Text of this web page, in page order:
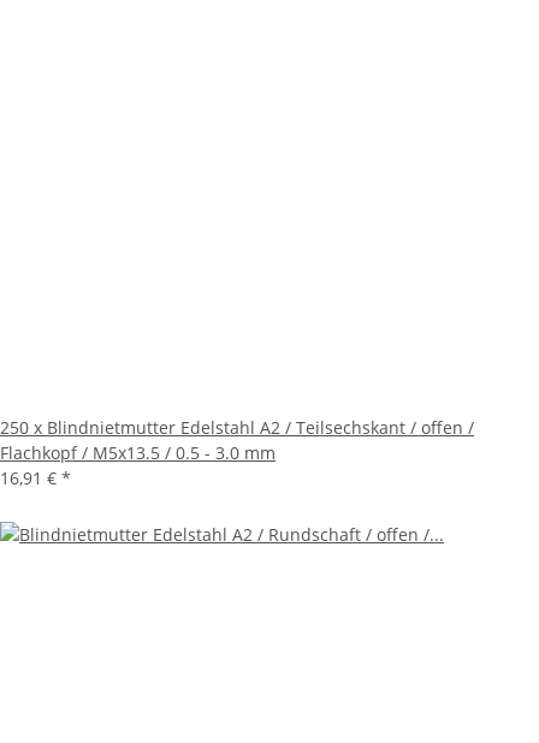
250 x Blindnietmutter Edelstahl A2 / Teilsechskant / offen /
Flachkopf / M5x13.5 / 0.5 - 3.0 mm
16,91 € *